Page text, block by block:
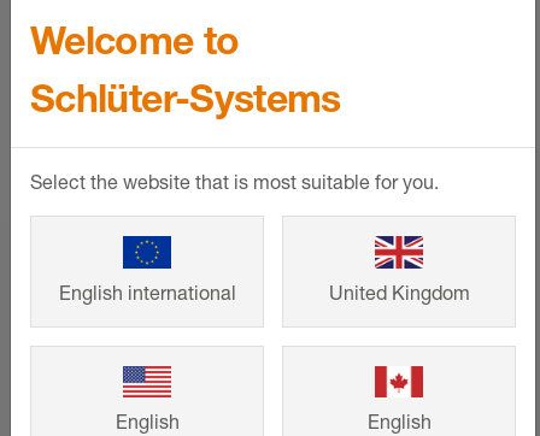
Calculadora número circuitos
de calefacción para
¡Calcule los materiales que necesita para
su calefacción por suelo radiante de
forma rápida y sencilla!
MÁS INFORMACIÓN
Welcome to
Schlüter-Systems
Select the website that is most suitable for you.
English international United Kingdom
English English